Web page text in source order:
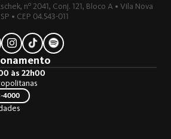
nº 2041, Conj. 121, Bloco A • Vila Nova
• CEP 04.543-011
às 22h00
4000